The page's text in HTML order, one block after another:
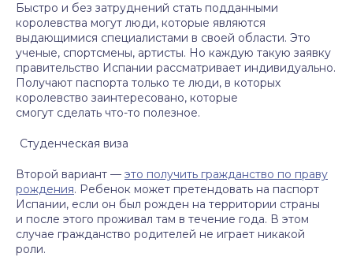
Быстро и без затруднений стать подданными
королевства могут люди, которые являются
выдающимися специалистами в своей области. Это
ученые, спортсмены, артисты. Но каждую такую заявку
правительство Испании рассматривает индивидуально.
Получают паспорта только те люди, в которых
королевство заинтересовано, которые
смогут сделать что-то полезное.
Студенческая виза
Второй вариант — это получить гражданство по праву
рождения. Ребенок может претендовать на паспорт
Испании, если он был рожден на территории страны
и после этого проживал там в течение года. В этом
случае гражданство родителей не играет никакой
роли.